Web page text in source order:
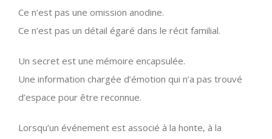
Ce n’est pas une omission anodine.
Ce n’est pas un détail égaré dans le récit familial.
Un secret est une mémoire encapsulée.
Une information chargée d’émotion qui n’a pas trouvé
d’espace pour être reconnue.
Lorsqu’un événement est associé à la honte, à la